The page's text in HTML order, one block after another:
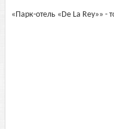
«Парк-отель «De La Rey»» -